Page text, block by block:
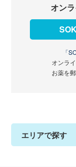
オン
「
オンラ
お薬を
エリアで探す